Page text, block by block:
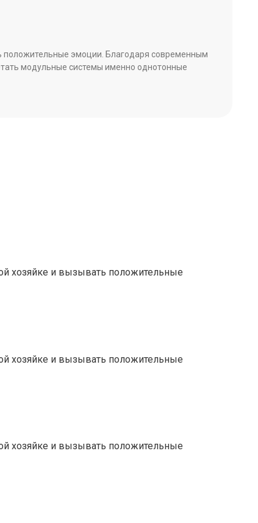
положительные эмоции. Благодаря современным
модульные системы именно однотонные
хозяйке и вызывать положительные
хозяйке и вызывать положительные
хозяйке и вызывать положительные